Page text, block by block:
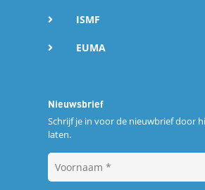
ISMF
EUMA
Nieuwsbrief
Schrijf je in voor de nieuwbrief door
laten.